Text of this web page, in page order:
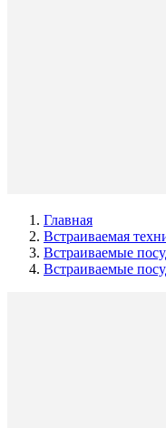
Главная
Встраиваемая
Встраиваемые
Встраиваемые